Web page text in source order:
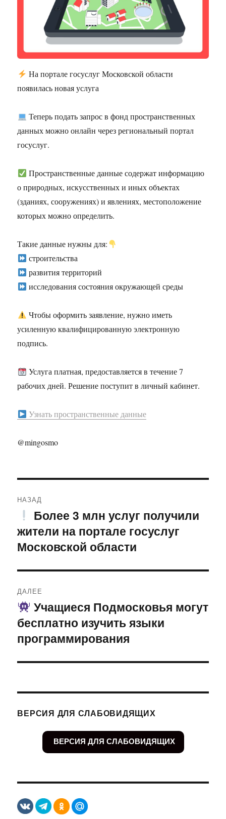
На портале госуслуг Московской области
появилась новая услуга
Теперь подать запрос в фонд пространственных
данных можно онлайн через региональный портал
госуслуг.
Пространственные данные содержат информацию
о природных, искусственных и иных объектах
(зданиях, сооружениях) и явлениях, местоположение
которых можно определить.
Такие данные нужны для:
строительства
развития территорий
исследования состояния окружающей среды
Чтобы оформить заявление, нужно иметь
усиленную квалифицированную электронную
подпись.
Услуга платная, предоставляется в течение 7
рабочих дней. Решение поступит в личный кабинет.
Узнать пространственные данные
@mingosmo
по
записям
НАЗАД
Предыдущая
запись:
Более 3 млн услуг получили
жители на портале госуслуг
Московской области
ДАЛЕЕ
Следующая
запись:
Учащиеся Подмосковья могут
бесплатно изучить языки
программирования
ВЕРСИЯ ДЛЯ СЛАБОВИДЯЩИХ
ВЕРСИЯ ДЛЯ СЛАБОВИДЯЩИХ